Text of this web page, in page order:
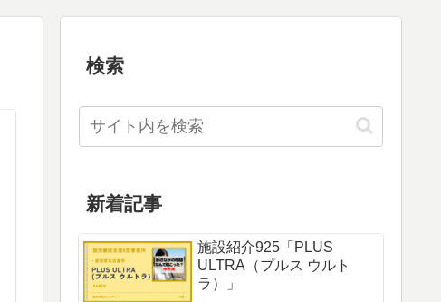
検索
新着記事
施設紹介925「PLUS
ULTRA（プルス ウルト
ラ）」